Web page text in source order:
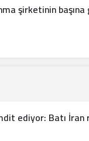
şirketinin
ediyor: Batı